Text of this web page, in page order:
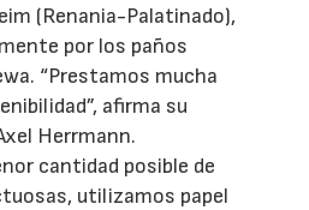
(Renania-Palatinado),
por los paños
“Prestamos mucha
afirma su
Herrmann.
cantidad posible de
utilizamos papel